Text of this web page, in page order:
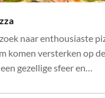
naar enthousiaste
komen versterken op
gezellige sfeer en…